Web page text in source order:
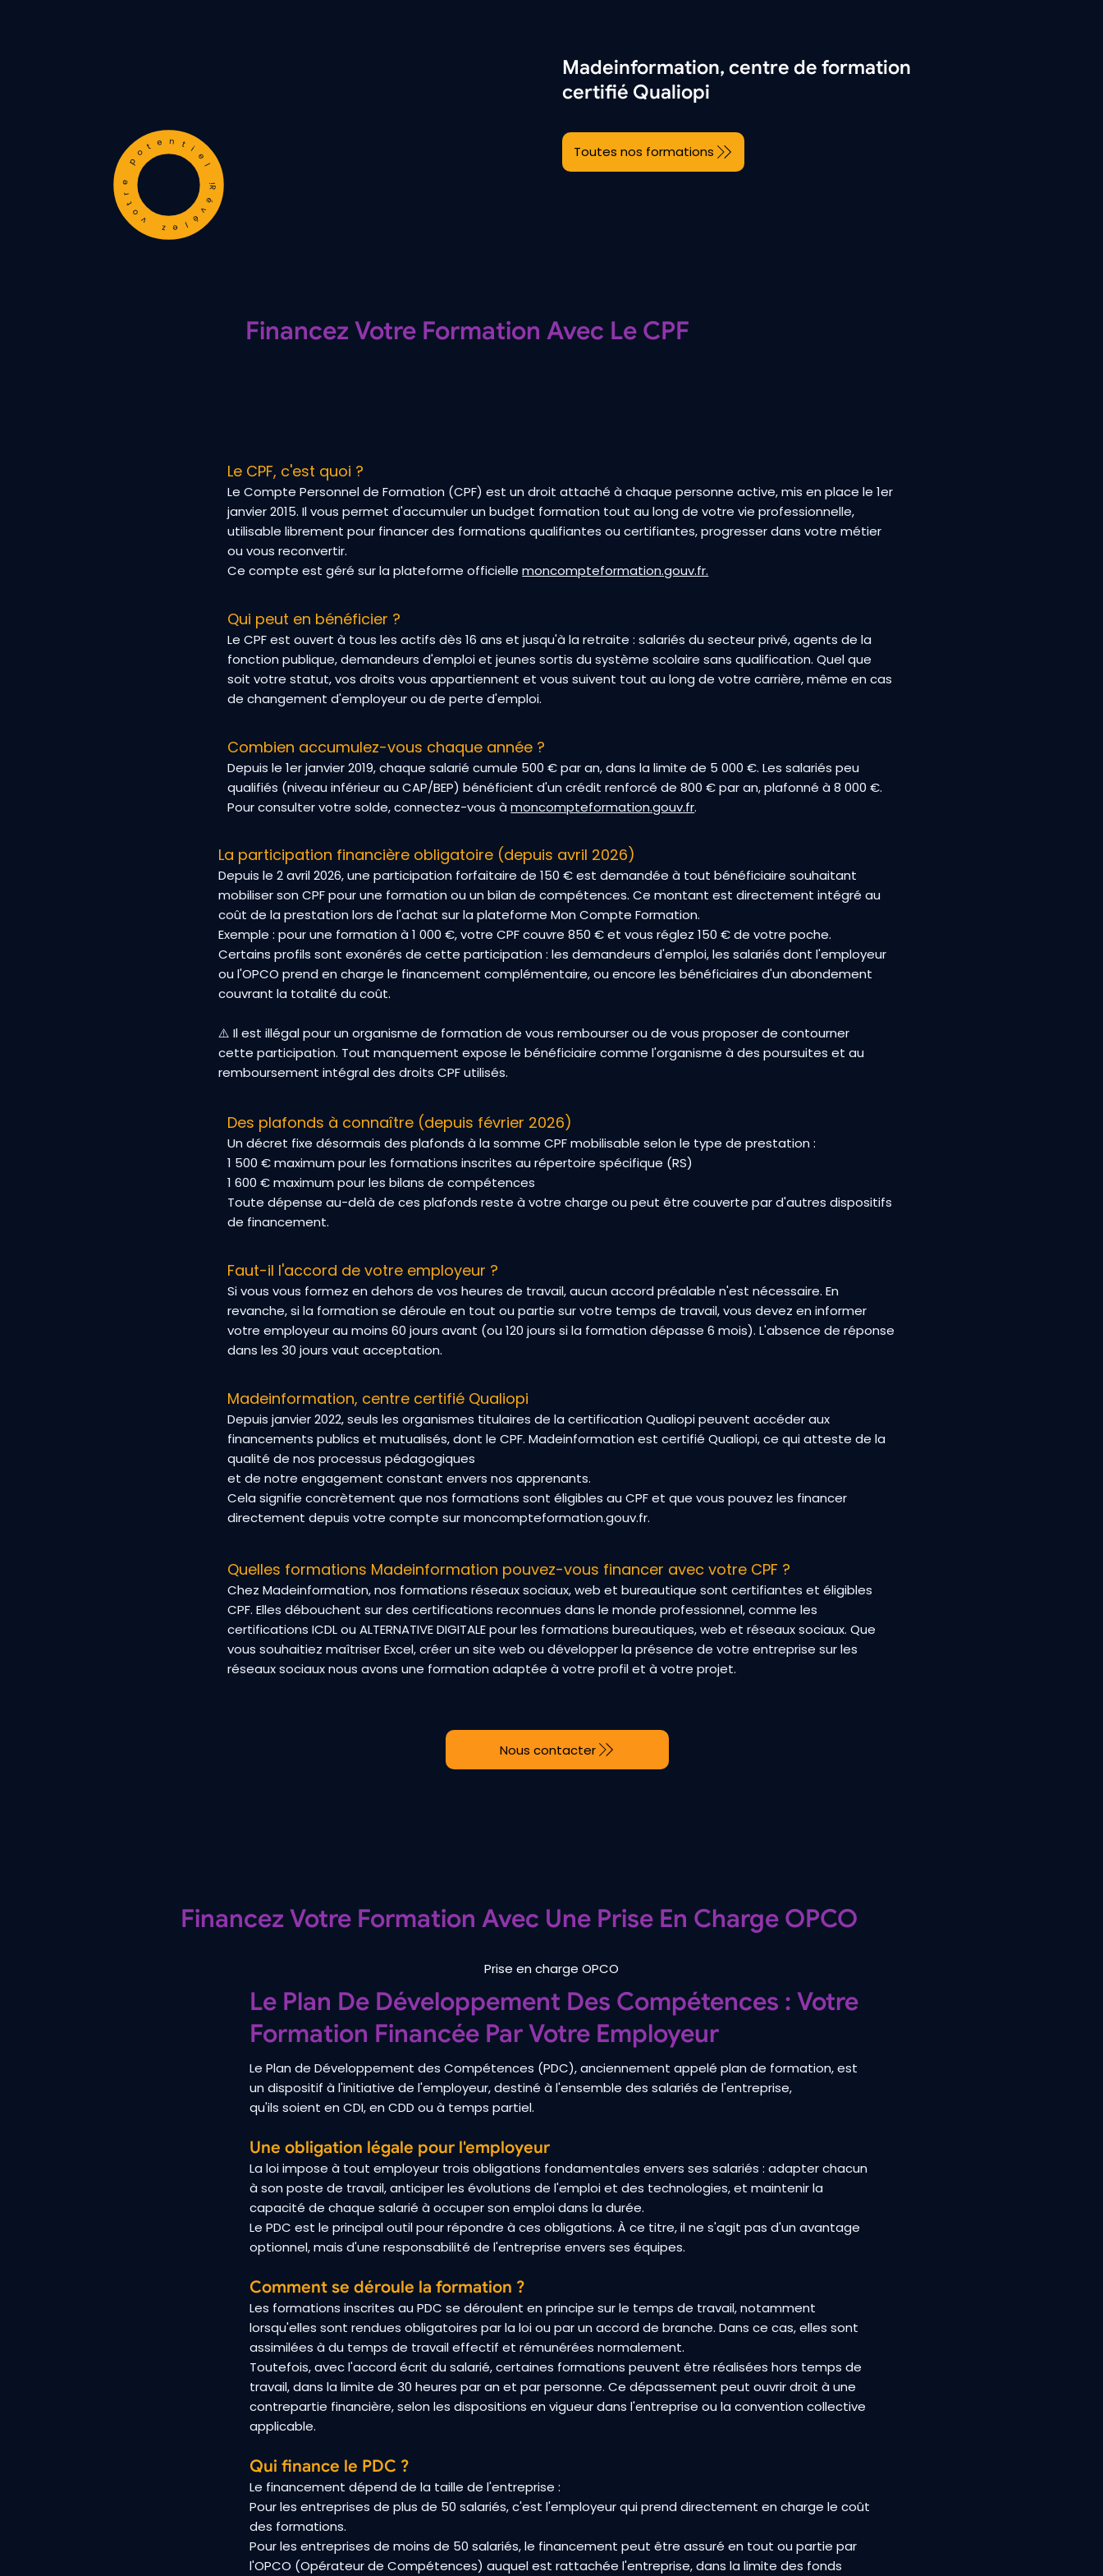
Révélez votre potentiel !
Madeinformation, centre de formation
certifié Qualiopi
Toutes nos formations
Financez Votre Formation Avec Le CPF
Le CPF, c'est quoi ?
Le Compte Personnel de Formation (CPF) est un droit attaché à chaque personne active, mis en place le 1er
janvier 2015. Il vous permet d'accumuler un budget formation tout au long de votre vie professionnelle,
utilisable librement pour financer des formations qualifiantes ou certifiantes, progresser dans votre métier
ou vous reconvertir.
Ce compte est géré sur la plateforme officiellemoncompteformation.gouv.fr.
Qui peut en bénéficier ?
Le CPF est ouvert à tous les actifs dès 16 ans et jusqu'à la retraite : salariés du secteur privé, agents de la
fonction publique, demandeurs d'emploi et jeunes sortis du système scolaire sans qualification. Quel que
soit votre statut, vos droits vous appartiennent et vous suivent tout au long de votre carrière, même en cas
de changement d'employeur ou de perte d'emploi.
Combien accumulez-vous chaque année ?
Depuis le 1er janvier 2019, chaque salarié cumule 500 € par an, dans la limite de 5 000 €. Les salariés peu
qualifiés (niveau inférieur au CAP/BEP) bénéficient d'un crédit renforcé de 800 € par an, plafonné à 8 000 €.
Pour consulter votre solde, connectez-vous àmoncompteformation.gouv.fr.
La participation financière obligatoire (depuis avril 2026)
Depuis le 2 avril 2026, une participation forfaitaire de 150 € est demandée à tout bénéficiaire souhaitant
mobiliser son CPF pour une formation ou un bilan de compétences. Ce montant est directement intégré au
coût de la prestation lors de l'achat sur la plateforme Mon Compte Formation.
Exemple : pour une formation à 1 000 €, votre CPF couvre 850 € et vous réglez 150 € de votre poche.
Certains profils sont exonérés de cette participation : les demandeurs d'emploi, les salariés dont l'employeur
ou l'OPCO prend en charge le financement complémentaire, ou encore les bénéficiaires d'un abondement
couvrant la totalité du coût.
⚠️ Il est illégal pour un organisme de formation de vous rembourser ou de vous proposer de contourner
cette participation. Tout manquement expose le bénéficiaire comme l'organisme à des poursuites et au
remboursement intégral des droits CPF utilisés.
Des plafonds à connaître (depuis février 2026)
Un décret fixe désormais des plafonds à la somme CPF mobilisable selon le type de prestation :
1 500 € maximum pour les formations inscrites au répertoire spécifique (RS)
1 600 € maximum pour les bilans de compétences
Toute dépense au-delà de ces plafonds reste à votre charge ou peut être couverte par d'autres dispositifs
de financement.
Faut-il l'accord de votre employeur ?
Si vous vous formez en dehors de vos heures de travail, aucun accord préalable n'est nécessaire. En
revanche, si la formation se déroule en tout ou partie sur votre temps de travail, vous devez en informer
votre employeur au moins 60 jours avant (ou 120 jours si la formation dépasse 6 mois). L'absence de réponse
dans les 30 jours vaut acceptation.
Madeinformation, centre certifié Qualiopi
Depuis janvier 2022, seuls les organismes titulaires de la certification Qualiopi peuvent accéder aux
financements publics et mutualisés, dont le CPF. Madeinformation est certifié Qualiopi, ce qui atteste de la
qualité de nos processus pédagogiques
et de notre engagement constant envers nos apprenants.
Cela signifie concrètement que nos formations sont éligibles au CPF et que vous pouvez les financer
directement depuis votre compte sur moncompteformation.gouv.fr.
Quelles formations Madeinformation pouvez-vous financer avec votre CPF ?
Chez Madeinformation, nos formations réseaux sociaux, web et bureautique sont certifiantes et éligibles
CPF. Elles débouchent sur des certifications reconnues dans le monde professionnel, comme les
certifications ICDL ou ALTERNATIVE DIGITALE pour les formations bureautiques, web et réseaux sociaux. Que
vous souhaitiez maîtriser Excel, créer un site web ou développer la présence de votre entreprise sur les
réseaux sociaux nous avons une formation adaptée à votre profil et à votre projet.
Nous contacter
Financez Votre Formation Avec Une Prise En Charge OPCO
Prise en charge OPCO
Le Plan De Développement Des Compétences : Votre
Formation Financée Par Votre Employeur
Le Plan de Développement des Compétences (PDC), anciennement appelé plan de formation, est
un dispositif à l'initiative de l'employeur, destiné à l'ensemble des salariés de l'entreprise,
qu'ils soient en CDI, en CDD ou à temps partiel.
Une obligation légale pour l'employeur
La loi impose à tout employeur trois obligations fondamentales envers ses salariés : adapter chacun
à son poste de travail, anticiper les évolutions de l'emploi et des technologies, et maintenir la
capacité de chaque salarié à occuper son emploi dans la durée.
Le PDC est le principal outil pour répondre à ces obligations. À ce titre, il ne s'agit pas d'un avantage
optionnel, mais d'une responsabilité de l'entreprise envers ses équipes.
Comment se déroule la formation ?
Les formations inscrites au PDC se déroulent en principe sur le temps de travail, notamment
lorsqu'elles sont rendues obligatoires par la loi ou par un accord de branche. Dans ce cas, elles sont
assimilées à du temps de travail effectif et rémunérées normalement.
Toutefois, avec l'accord écrit du salarié, certaines formations peuvent être réalisées hors temps de
travail, dans la limite de 30 heures par an et par personne. Ce dépassement peut ouvrir droit à une
contrepartie financière, selon les dispositions en vigueur dans l'entreprise ou la convention collective
applicable.
Qui finance le PDC ?
Le financement dépend de la taille de l'entreprise :
Pour les entreprises de plus de 50 salariés, c'est l'employeur qui prend directement en charge le coût
des formations.
Pour les entreprises de moins de 50 salariés, le financement peut être assuré en tout ou partie par
l'OPCO (Opérateur de Compétences) auquel est rattachée l'entreprise, dans la limite des fonds